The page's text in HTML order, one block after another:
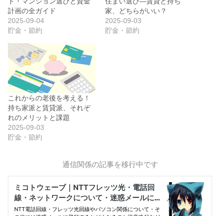
計画の全ガイド
2025-09-04
貯金・節約
家、どちらがいい？
2025-09-03
貯金・節約
これからの老後を考える！
持ち家派と賃貸派、それぞ
れのメリットと課題
2025-09-03
貯金・節約
通信関係の記事を移行中です